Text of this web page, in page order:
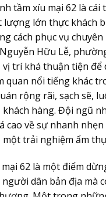
tầm xíu mại 62 là
lớn thực khách
cách phục vụ
Hữu Lễ,
vị trí khá thuận tiện để
quan nổi tiếng khác
rộng rãi, sạch sẽ,
hàng. Đội ngũ
cao về sự nhanh
trải nghiệm ẩm
62 là một điểm
dân bản địa mà